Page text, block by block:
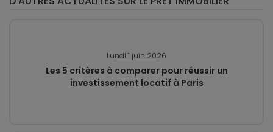
Lundi 1 juin 2026
Les 5 critères à comparer pour réussir un
investissement locatif à Paris